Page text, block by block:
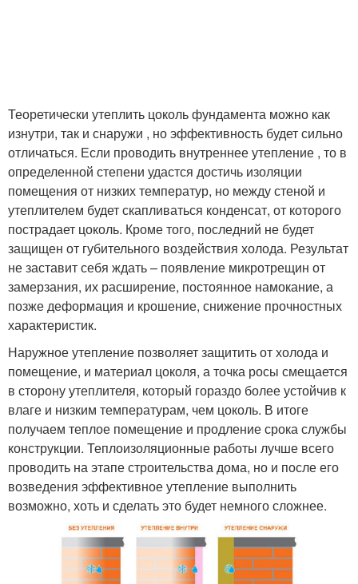
Теоретически утеплить цоколь фундамента можно как
изнутри, так и снаружи , но эффективность будет сильно
отличаться. Если проводить внутреннее утепление , то в
определенной степени удастся достичь изоляции
помещения от низких температур, но между стеной и
утеплителем будет скапливаться конденсат, от которого
пострадает цоколь. Кроме того, последний не будет
защищен от губительного воздействия холода. Результат
не заставит себя ждать – появление микротрещин от
замерзания, их расширение, постоянное намокание, а
позже деформация и крошение, снижение прочностных
характеристик.
Наружное утепление позволяет защитить от холода и
помещение, и материал цоколя, а точка росы смещается
в сторону утеплителя, который гораздо более устойчив к
влаге и низким температурам, чем цоколь. В итоге
получаем теплое помещение и продление срока службы
конструкции. Теплоизоляционные работы лучше всего
проводить на этапе строительства дома, но и после его
возведения эффективное утепление выполнить
возможно, хоть и сделать это будет немного сложнее.